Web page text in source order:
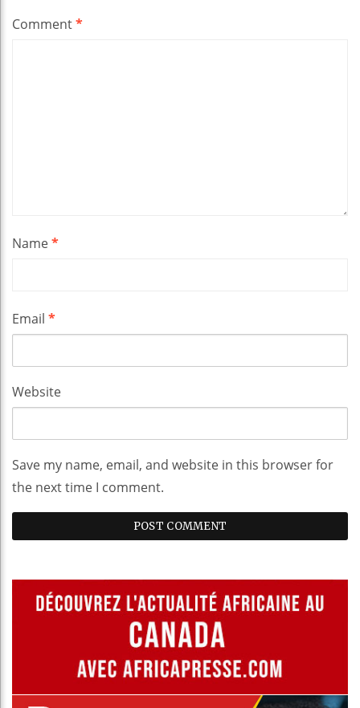
Comment*
Name*
Email *
Website
Save my name, email, and website in this browser for
the next time I comment.